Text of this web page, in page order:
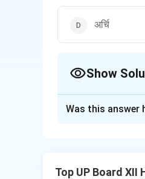
अर्चि
Show
Was this answer
Top UP Board XII